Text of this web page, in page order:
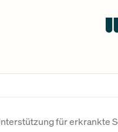
für erkrankte